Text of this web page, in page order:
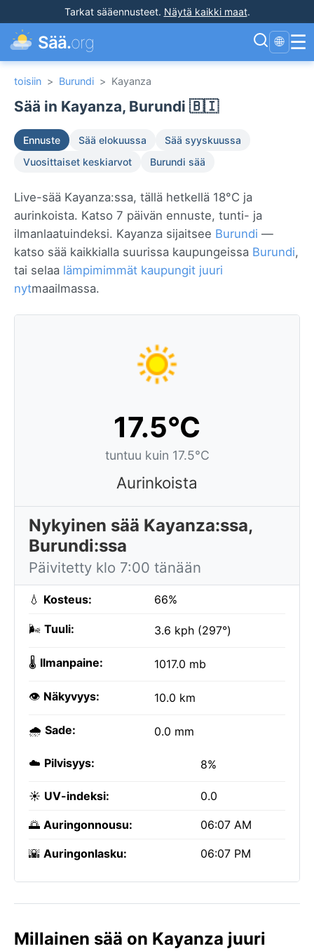
Tarkat sääennusteet. Näytä kaikki maat.
Sää.org 🌐 ☰
toisiin > Burundi > Kayanza
Sää in Kayanza, Burundi 🇧🇮
Ennuste Sää elokuussa
Sää syyskuussa
Vuosittaiset keskiarvot
Burundi sää
Live-sää Kayanza:ssa, tällä hetkellä 18°C ja
aurinkoista. Katso 7 päivän ennuste, tunti- ja
ilmanlaatuindeksi. Kayanza sijaitsee Burundi —
katso sää kaikkialla suurissa kaupungeissa Burundi,
tai selaa lämpimimmät kaupungit juuri
nytmaailmassa.
17.5°C
tuntuu kuin 17.5°C
Aurinkoista
Nykyinen sää Kayanza:ssa,
Burundi:ssa
Päivitetty klo 7:00 tänään
💧 Kosteus: 66%
🌬️ Tuuli: 3.6 kph (297°)
🌡️ Ilmanpaine: 1017.0 mb
👁️ Näkyvyys: 10.0 km
🌧️ Sade: 0.0 mm
☁️ Pilvisyys: 8%
☀️ UV-indeksi: 0.0
🌅 Auringonnousu: 06:07 AM
🌇 Auringonlasku: 06:07 PM
Millainen sää on Kayanza juuri